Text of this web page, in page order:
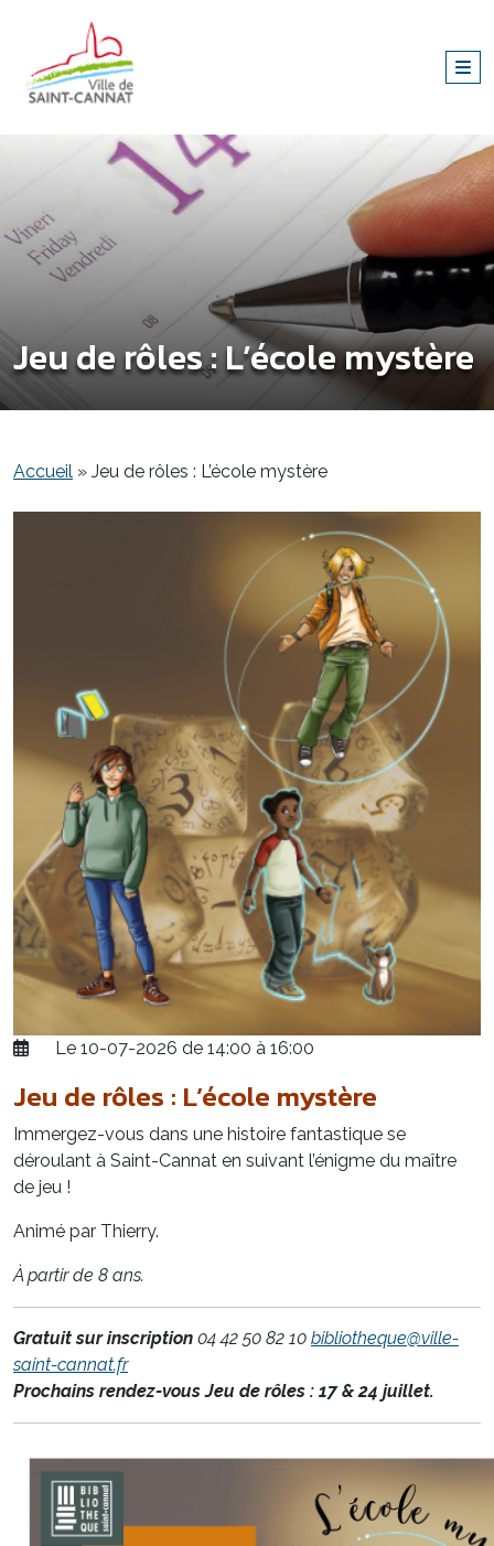
Jeu de rôles : L’école mystère
Accueil » Jeu de rôles : L’école mystère
Le 10-07-2026 de 14:00 à 16:00
Jeu de rôles : L’école mystère
Immergez-vous dans une histoire fantastique se
déroulant à Saint-Cannat en suivant l’énigme du maître
de jeu !
Animé par Thierry.
À partir de 8 ans.
Gratuit sur inscription 04 42 50 82 10 bibliotheque@ville-
saint-cannat.fr
Prochains rendez-vous Jeu de rôles : 17 & 24 juillet.